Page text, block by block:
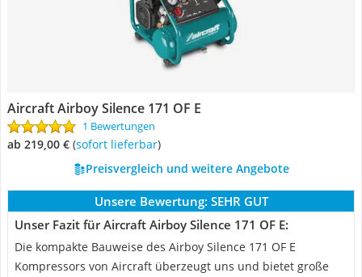
Aircraft Airboy Silence 171 OF E
1 Bewertungen
ab 219,00 € ( Sofort lieferbar)
Preisvergleich und weitere Angebote
Unsere Bewertung: SEHR GUT
Unser Fazit für Aircraft Airboy Silence 171 OF E:
Die kompakte Bauweise des Airboy Silence 171 OF E
Kompressors von Aircraft überzeugt uns und bietet große